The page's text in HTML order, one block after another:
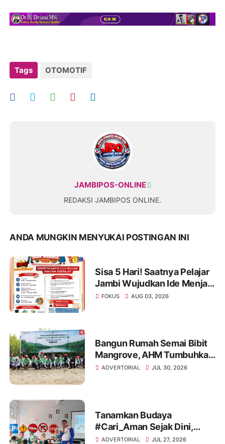
Tags OTOMOTIF
JAMBIPOS-ONLINE
REDAKSI JAMBIPOS ONLINE.
ANDA MUNGKIN MENYUKAI POSTINGAN INI
Sisa 5 Hari! Saatnya Pelajar
Jambi Wujudkan Ide Menjadi
Prestasi di AHM Best
FOKUS AUG 03, 2026
Bangun Rumah Semai Bibit
Mangrove, AHM Tumbuhkan
Harapan Baru bagi Pesisir
ADVERTORIAL JUL 30, 2026
Tanamkan Budaya
#Cari_Aman Sejak Dini,
Sinsen Bagikan Helm di Hari
ADVERTORIAL JUL 27, 2026